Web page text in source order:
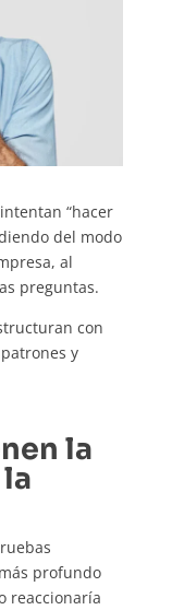
“hacer
del modo
al
preguntas.
con
y
la
profundo
reaccionaría